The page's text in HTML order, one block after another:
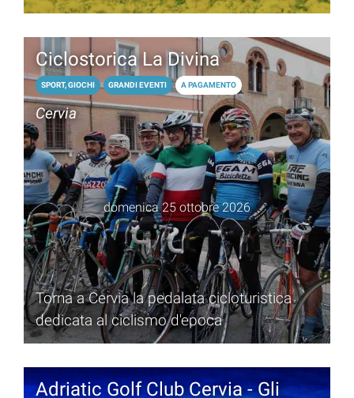
romagnolo
Ciclostorica La Divina
SPORT, GIOCHI GRANDI EVENTI A PAGAMENTO
Cervia
domenica 25 ottobre 2026
Torna a Cervia la pedalata cicloturistica
dedicata al ciclismo d'epoca
Adriatic Golf Club Cervia - Gli